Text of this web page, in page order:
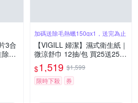
3合
毛
加碼送除毛熱蠟150gx1，送完為止
【VIGILL 婦潔】濕式衛生紙｜
微涼舒巾 12抽/包 買25送25
包-加碼送■除毛熱蠟150gx1
$1,519 $1,599
限時下殺
券